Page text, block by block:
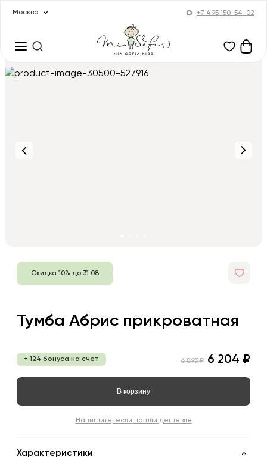
Москва +7 495 150-54-02
Скидка 10% до 31.08
Тумба Абрис прикроватная
+ 124 бонуса на счет 6 893 ₽ 6 204 ₽
В корзину
Напишите, если нашли дешевле
Характеристики